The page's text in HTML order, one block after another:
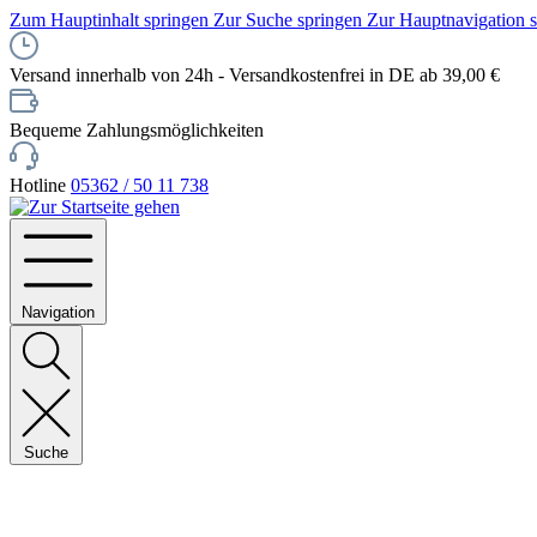
Zum Hauptinhalt springen Zur Suche springen Zur Hauptnavigation
Versand innerhalb von 24h - Versandkostenfrei in DE ab 39,00 €
Bequeme Zahlungsmöglichkeiten
Hotline 05362 / 50 11 738
Navigation
Suche